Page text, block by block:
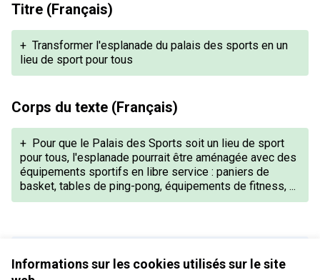
Informations sur les cookies utilisés sur le site
Titre (Français)
+ Transformer l'esplanade du palais des sports en un
lieu de sport pour tous
Corps du texte (Français)
+ Pour que le Palais des Sports soit un lieu de sport
pour tous, l'esplanade pourrait être aménagée avec des
équipements sportifs en libre service : paniers de
basket, tables de ping-pong, équipements de fitness, ...